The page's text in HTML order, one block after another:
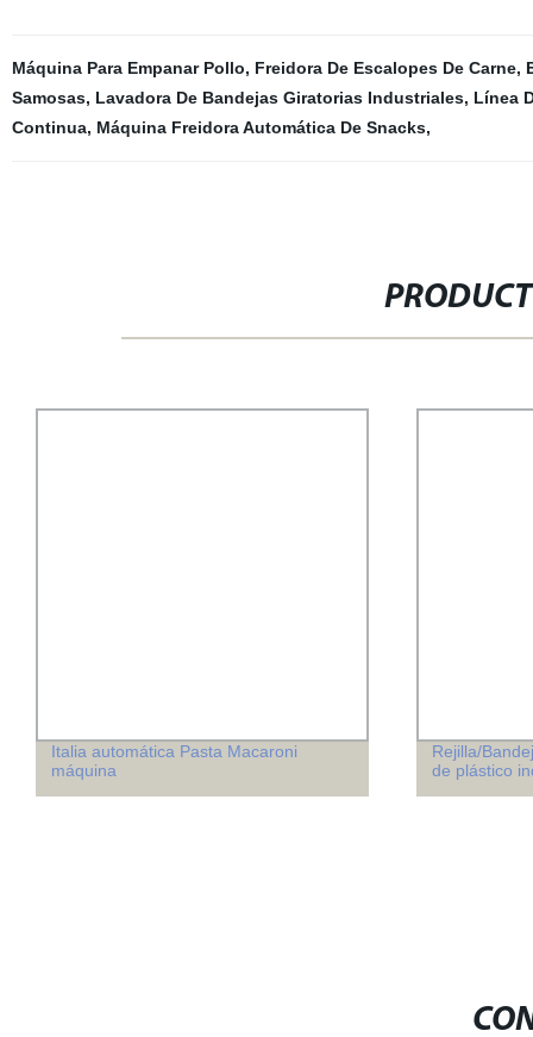
Máquina Para Empanar Pollo, Freidora De Escalopes De Carne,
Samosas, Lavadora De Bandejas Giratorias Industriales, Línea
Continua, Máquina Freidora Automática De Snacks,
Italia automática Pasta Macaroni
máquina
Rejilla/
de plástico